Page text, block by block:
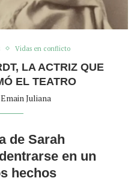
Vidas en conflicto
LA ACTRIZ QUE
EL TEATRO
Emain Juliana
de Sarah
en un
hechos